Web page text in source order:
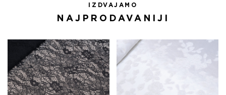
IZDVAJAMO
NAJPRODAVANIJI